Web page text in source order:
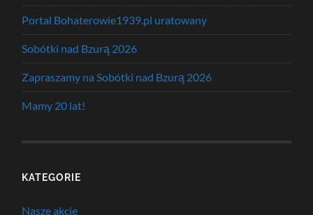
Portal Bohaterowie1939.pl uratowany
Sobótki nad Bzurą 2026
Zapraszamy na Sobótki nad Bzurą 2026
Mamy 20 lat!
KATEGORIE
Nasze akcje